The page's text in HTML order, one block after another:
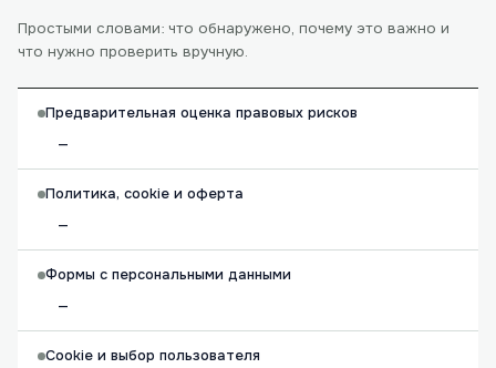
Простыми словами: что обнаружено, почему это важно и
что нужно проверить вручную.
Предварительная оценка правовых рисков
—
Политика, cookie и оферта
—
Формы с персональными данными
—
Cookie и выбор пользователя